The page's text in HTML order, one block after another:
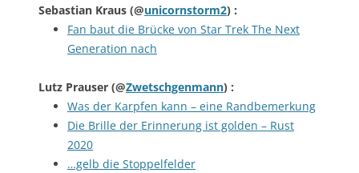
Sebastian Kraus (@unicornstorm2) :
Fan baut die Brücke von Star Trek The Next
Generation nach
Lutz Prauser (@Zwetschgenmann) :
Was der Karpfen kann – eine Randbemerkung
Die Brille der Erinnerung ist golden – Rust
2020
…gelb die Stoppelfelder